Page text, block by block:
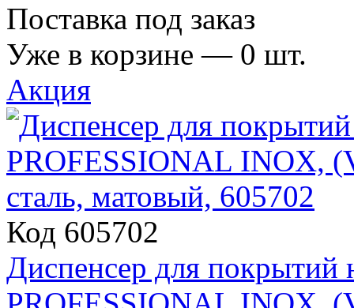
Поставка под заказ
Уже в корзине — 0 шт.
Акция
Код 605702
Диспенсер для